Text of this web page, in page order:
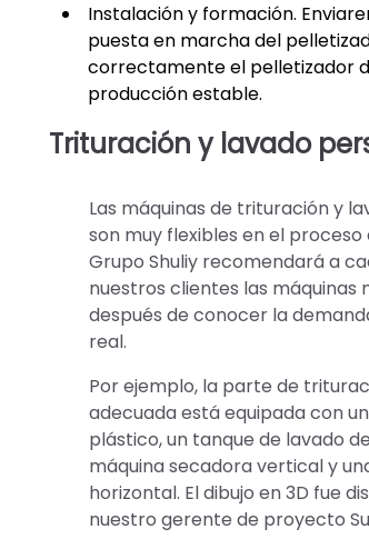
Instalación y formación.
puesta en marcha del
correctamente el pelletizador
producción estable.
Trituración y lavado
Las máquinas de trituración y
son muy flexibles en el proceso
Grupo Shuliy recomendará a
nuestros clientes las máquinas
después de conocer la
real.
Por ejemplo, la parte de
adecuada está equipada con
plástico, un tanque de lavado
máquina secadora vertical y
horizontal. El dibujo en 3D fue
nuestro gerente de proyecto